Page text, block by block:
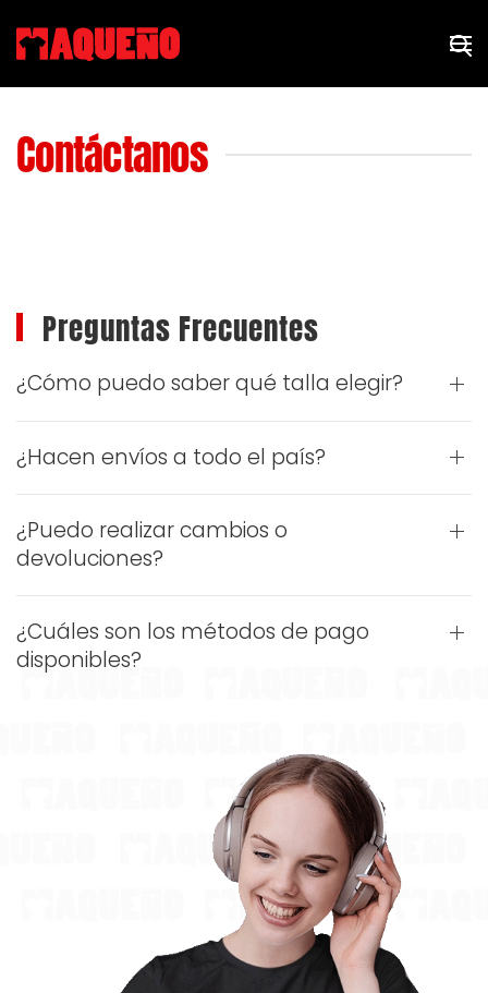
Skip to main content
Contáctanos
Preguntas Frecuentes
¿Cómo puedo saber qué talla elegir?
¿Hacen envíos a todo el país?
¿Puedo realizar cambios o
devoluciones?
¿Cuáles son los métodos de pago
disponibles?